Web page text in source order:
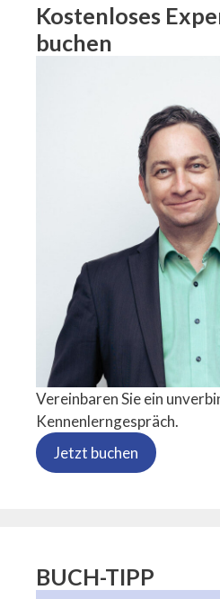
Kostenloses
buchen
Vereinbaren Sie ein
Kennenlerngespräch.
Jetzt buchen
BUCH-TIPP